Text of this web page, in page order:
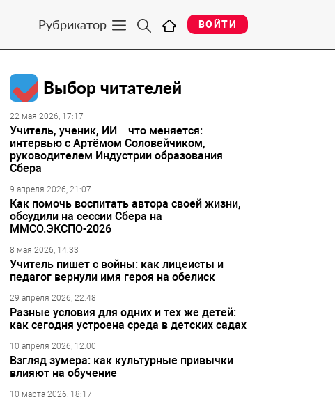
Рубрикатор ВОЙТИ
Выбор читателей
22 мая 2026, 17:17
Учитель, ученик, ИИ – что меняется:
интервью с Артёмом Соловейчиком,
руководителем Индустрии образования
Сбера
9 апреля 2026, 21:07
Как помочь воспитать автора своей жизни,
обсудили на сессии Сбера на
ММСО.ЭКСПО-2026
8 мая 2026, 14:33
Учитель пишет с войны: как лицеисты и
педагог вернули имя героя на обелиск
29 апреля 2026, 22:48
Разные условия для одних и тех же детей:
как сегодня устроена среда в детских садах
10 апреля 2026, 12:00
Взгляд зумера: как культурные привычки
влияют на обучение
10 марта 2026, 18:17